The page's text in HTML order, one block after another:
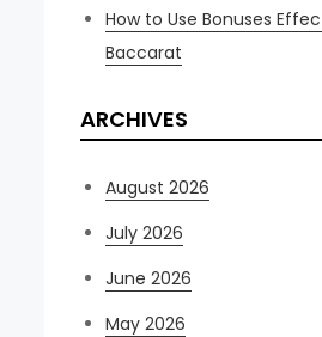
How to Use Bonuses
Baccarat
ARCHIVES
August 2026
July 2026
June 2026
May 2026